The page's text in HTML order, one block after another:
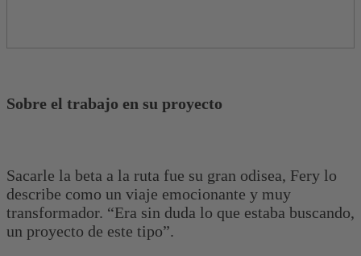
Sobre el trabajo en su proyecto
Sacarle la beta a la ruta fue su gran odisea, Fery lo
describe como un viaje emocionante y muy
transformador. “Era sin duda lo que estaba buscando,
un proyecto de este tipo”.